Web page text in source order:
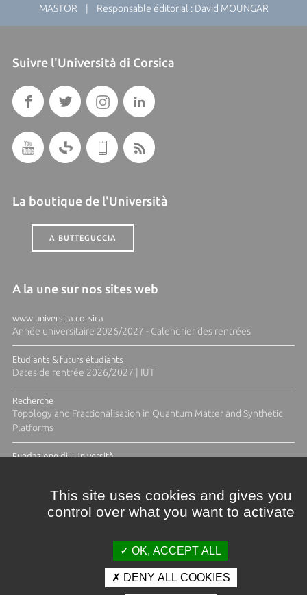
MASTOR | Responsable éditorial : David MOUNGAR
Suivre l'Università di Corsica
La boutique de l'Università
A BUTTEGUCCIA
A la une sur nos sites web
www.universita.corsica
Année universitaire 2026/2027 - Calendrier des rentrées
Etudiants & futurs étudiants
Dates de rentrée 2026/2027 | IUT
Recherche
Topology and Fractionalisation in Quantum Matter and Synthetic
Platforms
Fundazione di l'Università
This site uses cookies and gives you
control over what you want to activate
OK, ACCEPT ALL
DENY ALL COOKIES